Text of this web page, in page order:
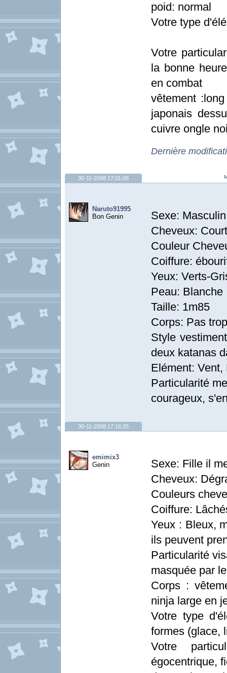
poid: normal
Votre type
Votre
la bonne
en combat
vêtement
japonais
cuivre ongle
Dernière
30-11-2008 17:01:08
Naruto91995
Bon Genin
Sexe: Masculin
Cheveux:
Couleur
Coiffure:
Yeux: Verts-
Peau: Blanche
Taille: 1m85
Corps: Pas
Style
deux katanas
Elément: Vent,
Particularité
courageux,
30-11-2008 17:16:25
emimix3
Genin
Sexe: Fille il
Cheveux:
Couleurs
Coiffure:
Yeux : Bleux,
ils peuvent
Particularité
masquée par
Corps :
ninja large en
Votre type
formes (glace,
Votre
égocentrique,